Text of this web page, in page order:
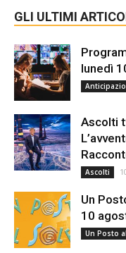
GLI ULTIMI
lunedì
Ascolti
Ascolti
Un
10
Un Posto